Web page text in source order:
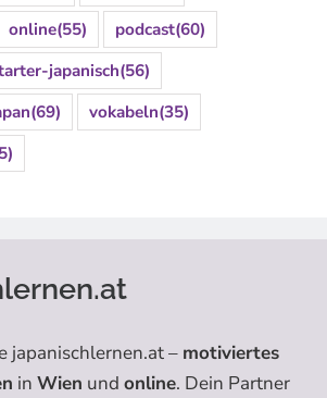
online(55) podcast(60)
japanisch(56)
(69) vokabeln(35)
japanischlernen.at – motiviertes
in Wien und online. Dein Partner